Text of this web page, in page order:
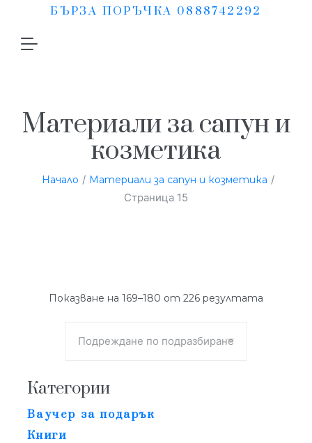
БЪРЗА ПОРЪЧКА 0888742292
Материали за сапун и
козметика
Начало / Материали за сапун и козметика /
Страница 15
Показване на 169–180 от 226 резултата
Категории
Ваучер за подарък
Книги